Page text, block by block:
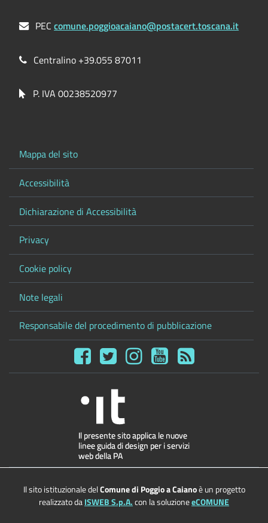
PECcomune.poggioacaiano@postacert.toscana.it
Centralino +39.055 87011
P. IVA 00238520977
Mappa del sito
Accessibilità
Dichiarazione di Accessibilità
Privacy
Cookie policy
Note legali
Responsabile del procedimento di pubblicazione
Il sito istituzionale delComune di Poggio a Caianoè un progetto
realizzato daISWEB S.p.A.con la soluzioneeCOMUNE